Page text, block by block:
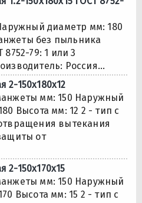
диаметр мм: 180
без пыльника
79: 1 или 3
Россия...
150х180х12
мм: 150 Наружный
Высота мм: 12 2 - тип с
вытекания
от
150х170х15
мм: 150 Наружный
Высота мм: 15 2 - тип с